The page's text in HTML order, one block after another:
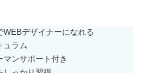
WEBデザイナーになれる
ュラム
マンサポート付き